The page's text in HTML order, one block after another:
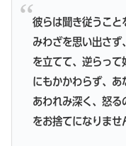
彼らは聞き従うこと
みわざを思い出さず
を立てて、逆らって
にもかかわらず、あ
あわれみ深く、怒る
をお捨てになりませ